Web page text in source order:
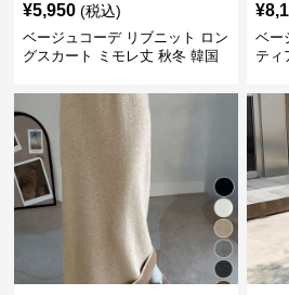
¥5,950 (税込)
ベージュコーデ リブニット ロン
グスカート ミモレ丈 秋冬 韓国
¥
ベー
ティ